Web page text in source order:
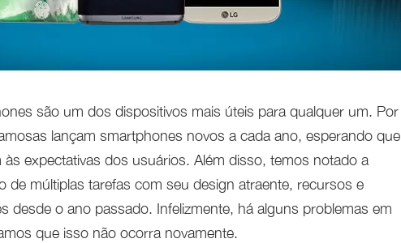
são um dos dispositivos mais úteis para qualquer um. Por
lançam smartphones novos a cada ano, esperando que
expectativas dos usuários. Além disso, temos notado a
de múltiplas tarefas com seu design atraente, recursos e
desde o ano passado. Infelizmente, há alguns problemas em
que isso não ocorra novamente.